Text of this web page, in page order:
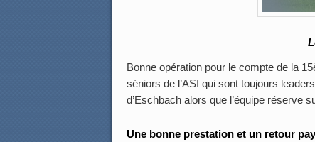
Bonne opération pour le compte de la
séniors de l’ASI qui sont toujours
d’Eschbach alors que l’équipe réserve
Une bonne prestation et un retour